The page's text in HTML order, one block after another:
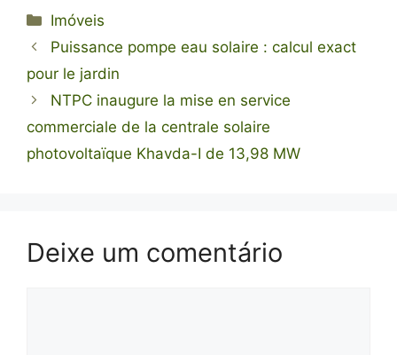
Categorias
Imóveis
Puissance pompe eau solaire : calcul exact
pour le jardin
NTPC inaugure la mise en service
commerciale de la centrale solaire
photovoltaïque Khavda-I de 13,98 MW
Deixe um comentário